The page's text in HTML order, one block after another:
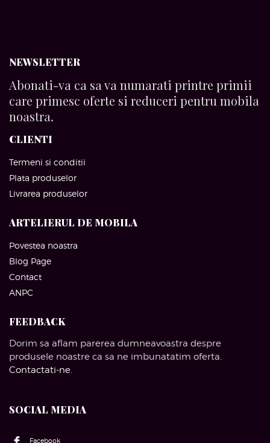
NEWSLETTER
Abonati-va ca sa va numarati printre primii
care primesc oferte si reduceri pentru mobila
noastra.
CLIENTI
Termeni si conditii
Plata produselor
Livrarea produselor
ARTELIERUL DE MOBILA
Povestea noastra
Blog Page
Contact
ANPC
FEEDBACK
Dorim sa aflam parerea dumneavoastra despre
produsele noastre ca sa ne imbunatatim oferta.
Contactati-ne.
SOCIAL MEDIA
Facebook